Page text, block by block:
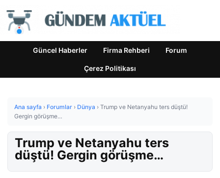
Güncel Haberler Firma Rehberi Forum
Çerez Politikası
Ana sayfa › Forumlar › Dünya › Trump ve Netanyahu ters düştü!
Gergin görüşme…
Trump ve Netanyahu ters
düştü! Gergin görüşme…